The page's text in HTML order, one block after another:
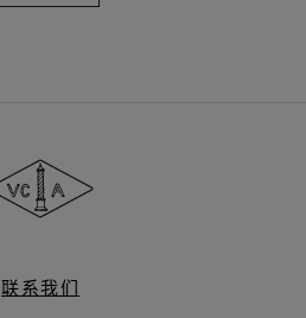
&
Arpels
梵
雅
宝
联系我们